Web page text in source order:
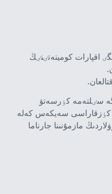
اقپارات كوميتەتٸنٸڭ
سٸلتەمە كٶرسەتۋ
كٶزقاراسى سەيكەس كەلە
مازمۇنىنا جارناما